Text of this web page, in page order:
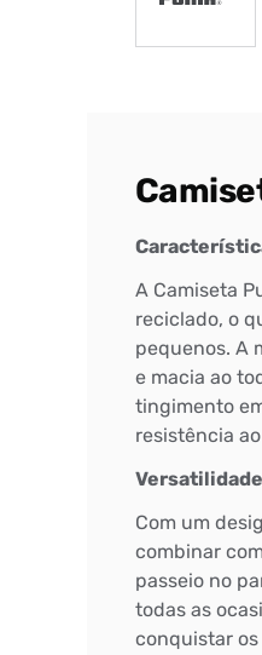
Vindo à artwalk
produtos disponíveis para
A Camiseta
reciclado, o
pequenos. A
e macia ao
tingimento
resistência
Versatilidade
Com um
combinar
passeio no
todas as
conquistar